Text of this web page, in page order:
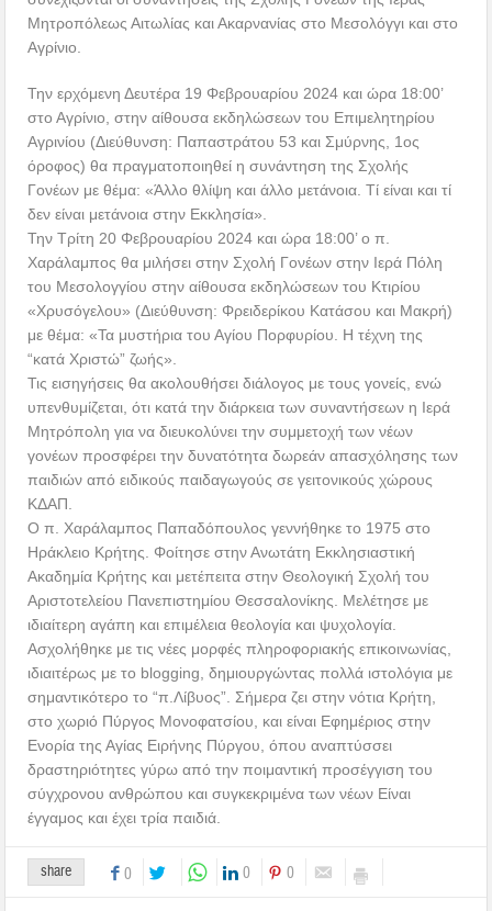
Μητροπόλεως Αιτωλίας και Ακαρνανίας στο Μεσολόγγι και στο
Αγρίνιο.
Την ερχόμενη Δευτέρα 19 Φεβρουαρίου 2024 και ώρα 18:00’
στο Αγρίνιο, στην αίθουσα εκδηλώσεων του Επιμελητηρίου
Αγρινίου (Διεύθυνση: Παπαστράτου 53 και Σμύρνης, 1ος
όροφος) θα πραγματοποιηθεί η συνάντηση της Σχολής
Γονέων με θέμα: «Άλλο θλίψη και άλλο μετάνοια. Τί είναι και τί
δεν είναι μετάνοια στην Εκκλησία».
Την Τρίτη 20 Φεβρουαρίου 2024 και ώρα 18:00’ ο π.
Χαράλαμπος θα μιλήσει στην Σχολή Γονέων στην Ιερά Πόλη
του Μεσολογγίου στην αίθουσα εκδηλώσεων του Κτιρίου
«Χρυσόγελου» (Διεύθυνση: Φρειδερίκου Κατάσου και Μακρή)
με θέμα: «Τα μυστήρια του Αγίου Πορφυρίου. Η τέχνη της
“κατά Χριστώ” ζωής».
Τις εισηγήσεις θα ακολουθήσει διάλογος με τους γονείς, ενώ
υπενθυμίζεται, ότι κατά την διάρκεια των συναντήσεων η Ιερά
Μητρόπολη για να διευκολύνει την συμμετοχή των νέων
γονέων προσφέρει την δυνατότητα δωρεάν απασχόλησης των
παιδιών από ειδικούς παιδαγωγούς σε γειτονικούς χώρους
ΚΔΑΠ.
Ο π. Χαράλαμπος Παπαδόπουλος γεννήθηκε το 1975 στο
Ηράκλειο Κρήτης. Φοίτησε στην Ανωτάτη Εκκλησιαστική
Ακαδημία Κρήτης και μετέπειτα στην Θεολογική Σχολή του
Αριστοτελείου Πανεπιστημίου Θεσσαλονίκης. Μελέτησε με
ιδιαίτερη αγάπη και επιμέλεια θεολογία και ψυχολογία.
Ασχολήθηκε με τις νέες μορφές πληροφοριακής επικοινωνίας,
ιδιαιτέρως με το blogging, δημιουργώντας πολλά ιστολόγια με
σημαντικότερο το “π.Λίβυος”. Σήμερα ζει στην νότια Κρήτη,
στο χωριό Πύργος Μονοφατσίου, και είναι Εφημέριος στην
Ενορία της Αγίας Ειρήνης Πύργου, όπου αναπτύσσει
δραστηριότητες γύρω από την ποιμαντική προσέγγιση του
σύγχρονου ανθρώπου και συγκεκριμένα των νέων Είναι
έγγαμος και έχει τρία παιδιά.
share 0 0 0